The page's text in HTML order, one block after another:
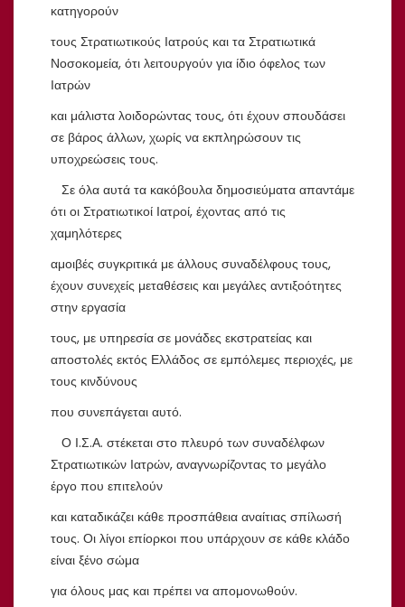
κατηγορούν
τους Στρατιωτικούς Ιατρούς και τα Στρατιωτικά
Νοσοκομεία, ότι λειτουργούν για ίδιο όφελος των
Ιατρών
και μάλιστα λοιδορώντας τους, ότι έχουν σπουδάσει
σε βάρος άλλων, χωρίς να εκπληρώσουν τις
υποχρεώσεις τους.
Σε όλα αυτά τα κακόβουλα δημοσιεύματα απαντάμε
ότι οι Στρατιωτικοί Ιατροί, έχοντας από τις
χαμηλότερες
αμοιβές συγκριτικά με άλλους συναδέλφους τους,
έχουν συνεχείς μεταθέσεις και μεγάλες αντιξοότητες
στην εργασία
τους, με υπηρεσία σε μονάδες εκστρατείας και
αποστολές εκτός Ελλάδος σε εμπόλεμες περιοχές, με
τους κινδύνους
που συνεπάγεται αυτό.
Ο Ι.Σ.Α. στέκεται στο πλευρό των συναδέλφων
Στρατιωτικών Ιατρών, αναγνωρίζοντας το μεγάλο
έργο που επιτελούν
και καταδικάζει κάθε προσπάθεια αναίτιας σπίλωσή
τους. Οι λίγοι επίορκοι που υπάρχουν σε κάθε κλάδο
είναι ξένο σώμα
για όλους μας και πρέπει να απομονωθούν.